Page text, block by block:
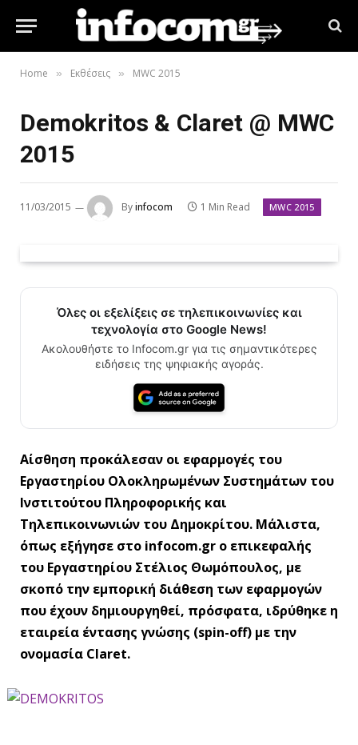
Home » Εκθέσεις » MWC 2015
Demokritos & Claret @ MWC
2015
11/03/2015 Byinfocom 1 Min Read MWC 2015
Όλες οι εξελίξεις σε τηλεπικοινωνίες και
τεχνολογία στο Google News!
Ακολουθήστε το Infocom.gr για τις σημαντικότερες
ειδήσεις της ψηφιακής αγοράς.
Αίσθηση προκάλεσαν οι εφαρμογές του
Εργαστηρίου Ολοκληρωμένων Συστημάτων του
Ινστιτούτου Πληροφορικής και
Τηλεπικοινωνιών του Δημοκρίτου. Μάλιστα,
όπως εξήγησε στο infocom.gr ο επικεφαλής
του Εργαστηρίου Στέλιος Θωμόπουλος, με
σκοπό την εμπορική διάθεση των εφαρμογών
που έχουν δημιουργηθεί, πρόσφατα, ιδρύθηκε η
εταιρεία έντασης γνώσης (spin-off) με την
ονομασία Claret.